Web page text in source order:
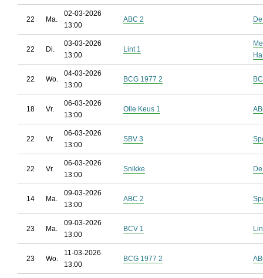
22 Ma.
02-03-2026
13:00
ABC 2
22 Di.
03-03-2026
13:00
Lint 1
22 Wo.
04-03-2026
13:00
BCG 1977 2
18 Vr.
06-03-2026
13:00
Olle Keus 1
22 Vr.
06-03-2026
13:00
SBV 3
22 Vr.
06-03-2026
13:00
Snikke
14 Ma.
09-03-2026
13:00
ABC 2
23 Ma.
09-03-2026
13:00
BCV 1
23 Wo.
11-03-2026
13:00
BCG 1977 2